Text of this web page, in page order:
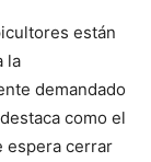
están
la
demandado
como el
espera cerrar